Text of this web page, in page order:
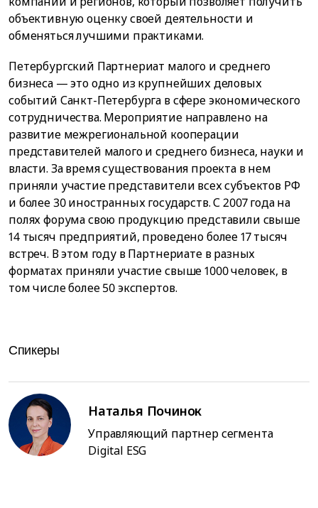
объективную оценку своей деятельности и
обменяться лучшими практиками.
Петербургский Партнериат малого и среднего
бизнеса — это одно из крупнейших деловых
событий Санкт-Петербурга в сфере экономического
сотрудничества. Мероприятие направлено на
развитие межрегиональной кооперации
представителей малого и среднего бизнеса, науки и
власти. За время существования проекта в нем
приняли участие представители всех субъектов РФ
и более 30 иностранных государств. С 2007 года на
полях форума свою продукцию представили свыше
14 тысяч предприятий, проведено более 17 тысяч
встреч. В этом году в Партнериате в разных
форматах приняли участие свыше 1000 человек, в
том числе более 50 экспертов.
Спикеры
Наталья Починок
Управляющий партнер сегмента
Digital ESG